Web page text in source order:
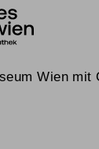
Wien mit